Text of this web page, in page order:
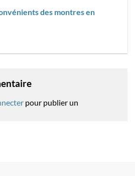
des montres en
pour publier un